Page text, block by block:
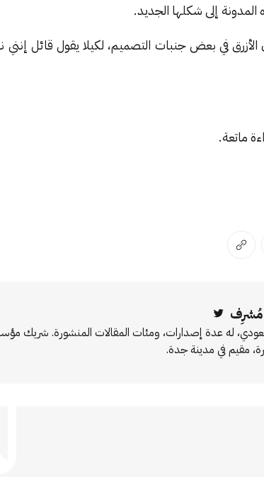
المدونة إلى شكلها الجديد.
الأزرق في بعض جنبات التصميم، لكيلا يقول قائل
ماتعة.
على الإيميل
انسخ الرابط
له عدة إصدارات، ومئات المقالات المنشورة. شريك
مقيم في مدينة جدة.